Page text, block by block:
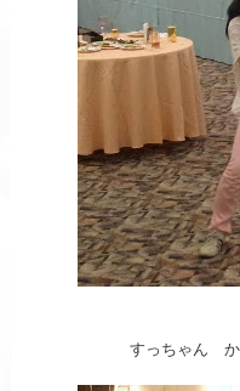
すっちゃん か